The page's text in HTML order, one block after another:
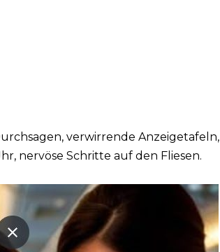
verwirrende Anzeigetafeln,
nervöse Schritte auf den Fliesen.